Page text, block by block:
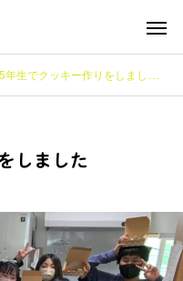
年生でクッキー作りをしました
しました